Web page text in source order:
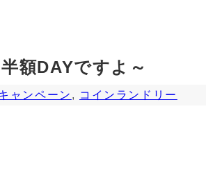
額DAYですよ～
ャンペーン , コインランドリー